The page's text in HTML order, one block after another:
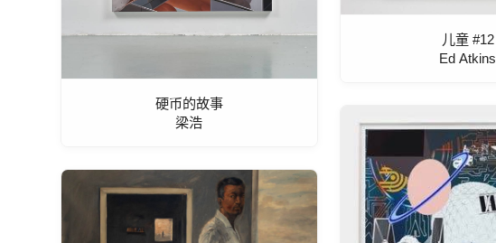
硬币的故事
梁浩
儿童 #12
Ed Atkins